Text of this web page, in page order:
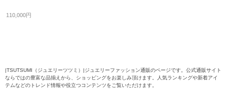
110,000円
|TSUTSUMI（ジュエリーツツミ）|ジュエリーファッション通販のページです。公式通販サイト
ならではの豊富な品揃えから、ショッピングをお楽しみ頂けます。人気ランキングや新着アイ
テムなどのトレンド情報や役立つコンテンツをご覧いただけます。